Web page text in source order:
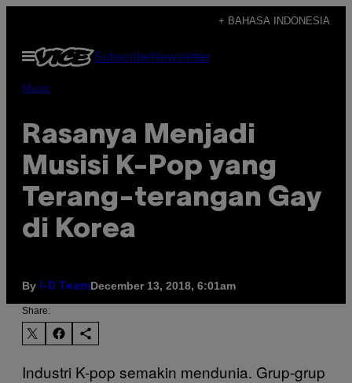
content
+ BAHASA INDONESIA
Open
Menu
SubscribeNewsletter
Music
Rasanya Menjadi
Musisi K-Pop yang
Terang-terangan Gay
di Korea
By i-D TeamDecember 13, 2018, 6:01am
Share:
Industri K-pop semakin mendunia. Grup-grup